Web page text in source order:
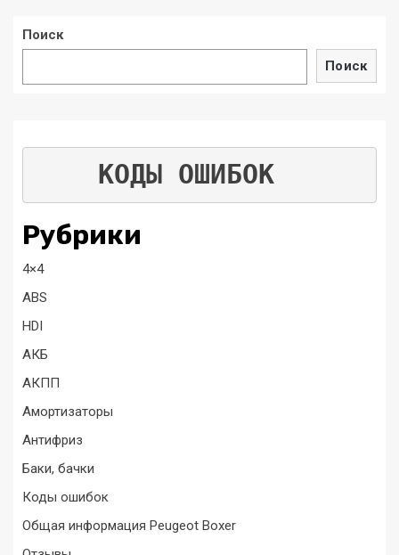
Поиск
Поиск
КОДЫ ОШИБОК
Рубрики
4×4
ABS
HDI
АКБ
АКПП
Амортизаторы
Антифриз
Баки, бачки
Коды ошибок
Общая информация Peugeot Boxer